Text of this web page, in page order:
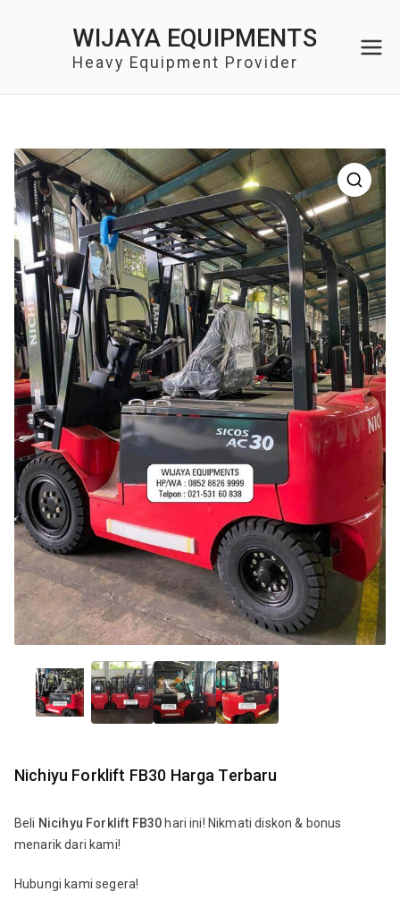
WIJAYA EQUIPMENTS
Heavy Equipment Provider
🔍
Nichiyu Forklift FB30 Harga Terbaru
Beli Nicihyu Forklift FB30 hari ini! Nikmati diskon & bonus
menarik dari kami!
Hubungi kami segera!